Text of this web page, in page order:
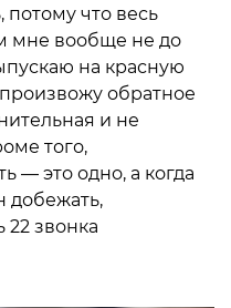
потому что весь
мне вообще не до
на красную
обратное
и не
того,
— это одно, а когда
добежать,
звонка